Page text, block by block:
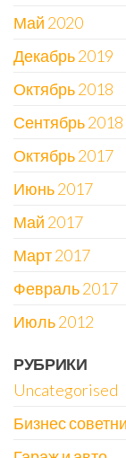
Май 2020
Декабрь 2019
Октябрь 2018
Сентябрь 2018
Октябрь 2017
Июнь 2017
Май 2017
Март 2017
Февраль 2017
Июль 2012
РУБРИКИ
Uncategorised
Бизнес